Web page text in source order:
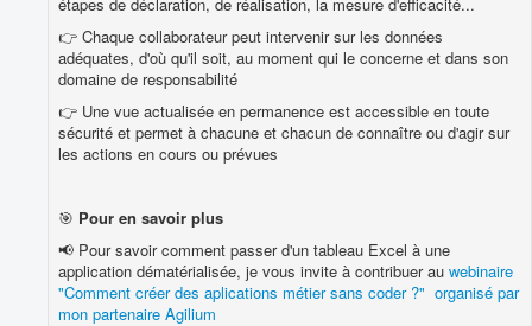
👉 Chaque collaborateur peut intervenir sur les données
adéquates, d'où qu'il soit, au moment qui le concerne et dans son
domaine de responsabilité
👉 Une vue actualisée en permanence est accessible en toute
sécurité et permet à chacune et chacun de connaître ou d'agir sur
les actions en cours ou prévues
🎯 Pour en savoir plus
📢 Pour savoir comment passer d'un tableau Excel à une
application dématérialisée, je vous invite à contribuer au webinaire
"Comment créer des aplications métier sans coder ?" organisé par
mon partenaire Agilium